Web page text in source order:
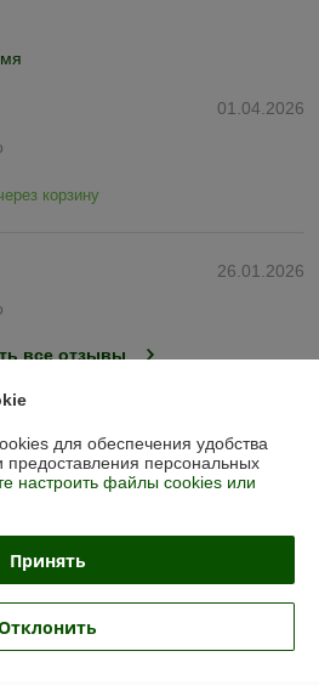
01.04.2026
корзину
26.01.2026
все отзывы
для обеспечения удобства
предоставления персональных
настроить файлы cookies или
Принять